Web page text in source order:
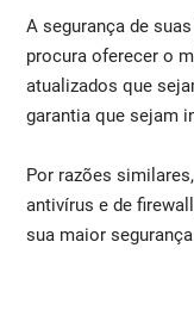
A segurança de
procura oferecer o
atualizados que
garantia que sejam
Por razões
antivírus e de
sua maior